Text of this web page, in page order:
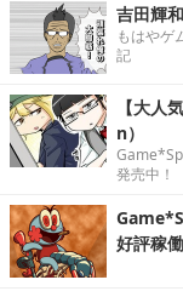
吉田輝
もはやゲ
記
【大人
n）
発売中！
好評稼